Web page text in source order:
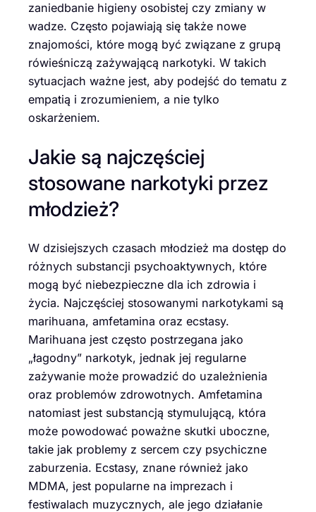
zaniedbanie higieny osobistej czy zmiany w
wadze. Często pojawiają się także nowe
znajomości, które mogą być związane z grupą
rówieśniczą zażywającą narkotyki. W takich
sytuacjach ważne jest, aby podejść do tematu z
empatią i zrozumieniem, a nie tylko
oskarżeniem.
Jakie są najczęściej
stosowane narkotyki przez
młodzież?
W dzisiejszych czasach młodzież ma dostęp do
różnych substancji psychoaktywnych, które
mogą być niebezpieczne dla ich zdrowia i
życia. Najczęściej stosowanymi narkotykami są
marihuana, amfetamina oraz ecstasy.
Marihuana jest często postrzegana jako
„łagodny” narkotyk, jednak jej regularne
zażywanie może prowadzić do uzależnienia
oraz problemów zdrowotnych. Amfetamina
natomiast jest substancją stymulującą, która
może powodować poważne skutki uboczne,
takie jak problemy z sercem czy psychiczne
zaburzenia. Ecstasy, znane również jako
MDMA, jest popularne na imprezach i
festiwalach muzycznych, ale jego działanie